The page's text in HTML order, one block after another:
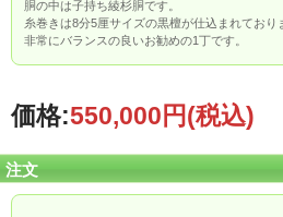
胴の中は子持ち綾杉胴です。
糸巻きは8分5厘サイズの黒檀が仕込まれており
非常にバランスの良いお勧めの1丁です。
価格:550,000円(税込)
注文